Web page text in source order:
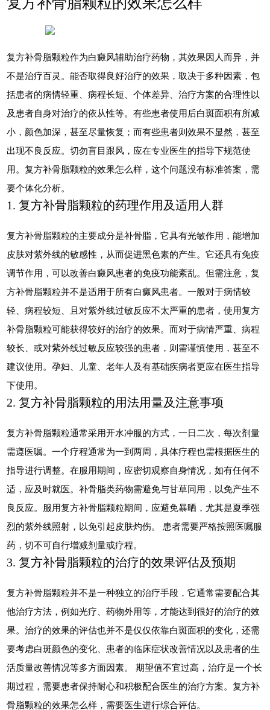
复方补骨脂颗粒作为白癜风辅助治疗药物，其效果因人而异，并
不是治疗百灵。能否取得良好治疗的效果，取决于多种因素，包
括患者的病情轻重、病程长短、个体差异、治疗方案的合理性以
及患者自身对治疗的依从性等。有些患者使用后白斑面积有所减
小，颜色加深，甚至尽量恢复；而有些患者则效果不显然，甚至
出现不良反应。切勿盲目跟风，应在专业医生的指导下规范使
用。复方补骨脂颗粒的效果怎么样，这个问题没有标准答案，需
要个体化分析。
1. 复方补骨脂颗粒的药理作用及适用人群
复方补骨脂颗粒的主要成分是补骨脂，它具有光敏作用，能增加
皮肤对紫外线的敏感性，从而促进黑色素的产生。它还具有免疫
调节作用，可以改善白癜风患者的免疫功能紊乱。但需注意，复
方补骨脂颗粒并不是适用于所有白癜风患者。一般对于病情较
轻、病程较短、且对紫外线过敏反应不太严重的患者，使用复方
补骨脂颗粒可能获得较好的治疗的效果。而对于病情严重、病程
较长、或对紫外线过敏反应较强的患者，则需谨慎使用，甚至不
建议使用。孕妇、儿童、老年人及有基础疾病者更应在医生指导
下使用。
2. 复方补骨脂颗粒的用法用量及注意事项
复方补骨脂颗粒通常采用开水冲服的方式，一日二次，每次剂量
需遵医嘱。一个疗程通常为一到两周，具体疗程也需根据医生的
指导进行调整。在服用期间，应密切观察自身情况，如有任何不
适，应及时就医。补骨脂类药物需避免与甘草同用，以免产生不
良反应。服用复方补骨脂颗粒期间，应避免暴晒，尤其是夏季强
烈的紫外线照射，以免引起皮肤灼伤。 患者需要严格按照医嘱服
药，切不可自行增减剂量或疗程。
3. 复方补骨脂颗粒的治疗的效果评估及预期
复方补骨脂颗粒并不是一种独立的治疗手段，它通常需要配合其
他治疗方法，例如光疗、药物外用等，才能达到很好的治疗的效
果。治疗的效果的评估也并不是仅仅依靠白斑面积的变化，还需
要考虑白斑颜色的变化、患者的临床症状改善情况以及患者的生
活质量改善情况等多方面因素。 期望值不宜过高，治疗是一个长
期过程，需要患者保持耐心和积极配合医生的治疗方案。复方补
骨脂颗粒的效果怎么样，需要医生进行综合评估。